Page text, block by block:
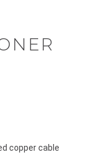
copper cable